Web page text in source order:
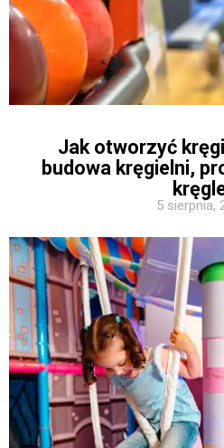
Jak otworzyć
budowa kręgielni,
5 sierpnia,